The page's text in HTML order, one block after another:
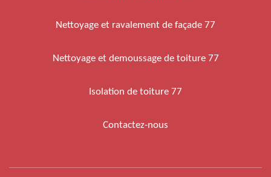
Nettoyage et ravalement de façade 77
Nettoyage et demoussage de toiture 77
Isolation de toiture 77
Contactez-nous